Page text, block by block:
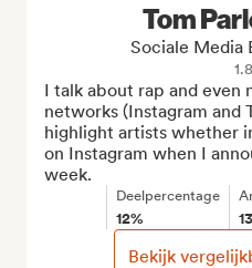
Tom
Sociale Media
I talk about rap and even
networks (Instagram and
highlight artists whether
on Instagram when I
week.
Deelpercentage
12%
Bekijk